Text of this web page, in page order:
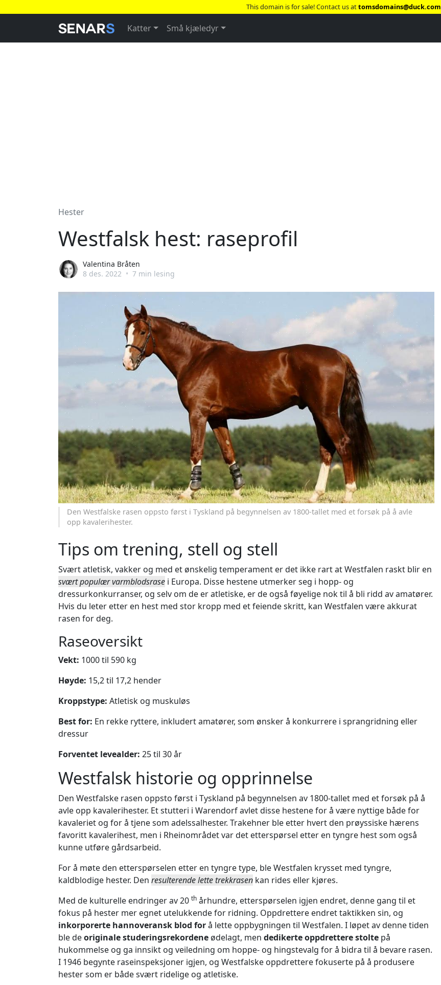
This domain is for sale! Contact us attomsdomains@duck.com
Katter Små kjæledyr
Hester
Westfalsk hest: raseprofil
Valentina Bråten
8 des. 2022 • 7 min lesing
Den Westfalske rasen oppsto først i Tyskland på begynnelsen av 1800-tallet med et forsøk på å avle
opp kavalerihester.
Tips om trening, stell og stell
Svært atletisk, vakker og med et ønskelig temperament er det ikke rart at Westfalen raskt blir en
svært populær varmblodsrase i Europa. Disse hestene utmerker seg i hopp- og
dressurkonkurranser, og selv om de er atletiske, er de også føyelige nok til å bli ridd av amatører.
Hvis du leter etter en hest med stor kropp med et feiende skritt, kan Westfalen være akkurat
rasen for deg.
Raseoversikt
Vekt: 1000 til 590 kg
Høyde: 15,2 til 17,2 hender
Kroppstype: Atletisk og muskuløs
Best for: En rekke ryttere, inkludert amatører, som ønsker å konkurrere i sprangridning eller
dressur
Forventet levealder: 25 til 30 år
Westfalsk historie og opprinnelse
Den Westfalske rasen oppsto først i Tyskland på begynnelsen av 1800-tallet med et forsøk på å
avle opp kavalerihester. Et stutteri i Warendorf avlet disse hestene for å være nyttige både for
kavaleriet og for å tjene som adelssalhester. Trakehner ble etter hvert den prøyssiske hærens
favoritt kavalerihest, men i Rheinområdet var det etterspørsel etter en tyngre hest som også
kunne utføre gårdsarbeid.
For å møte den etterspørselen etter en tyngre type, ble Westfalen krysset med tyngre,
kaldblodige hester. Den resulterende lette trekkrasen kan rides eller kjøres.
Med de kulturelle endringer av 20 th århundre, etterspørselen igjen endret, denne gang til et
fokus på hester mer egnet utelukkende for ridning. Oppdrettere endret taktikken sin, og
inkorporerte hannoveransk blod forå lette oppbygningen til Westfalen. I løpet av denne tiden
ble deoriginale studeringsrekordeneødelagt, men dedikerte oppdrettere stolte på
hukommelse og ga innsikt og veiledning om hoppe- og hingstevalg for å bidra til å bevare rasen.
I 1946 begynte raseinspeksjoner igjen, og Westfalske oppdrettere fokuserte på å produsere
hester som er både svært ridelige og atletiske.